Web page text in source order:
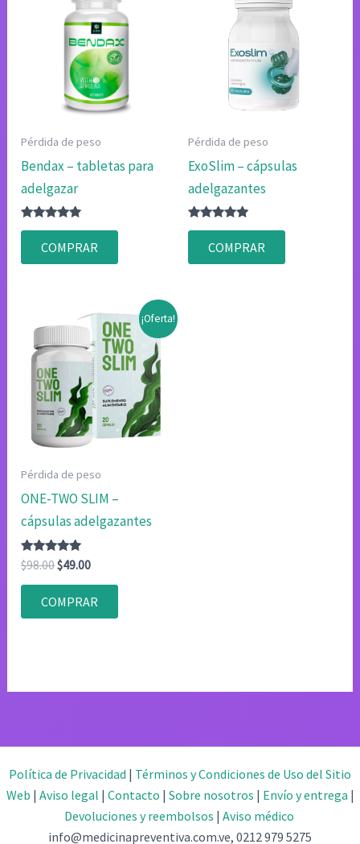
Pérdida de peso
Bendax – tabletas para
adelgazar
Valorado
4.80
de 5
COMPRAR
Pérdida de peso
ExoSlim – cápsulas
adelgazantes
Valorado
4.75
de 5
COMPRAR
¡Oferta!
Pérdida de peso
ONE-TWO SLIM –
cápsulas adelgazantes
Valorado
con
4.80
de 5
$98.00El
original
era:
$49.00El
actual
es:
COMPRAR
Política de Privacidad | Términos y Condiciones de Uso del Sitio
Web | Aviso legal | Contacto | Sobre nosotros | Envío y entrega |
Devoluciones y reembolsos | Aviso médico
info@medicinapreventiva.com.ve, 0212 979 5275